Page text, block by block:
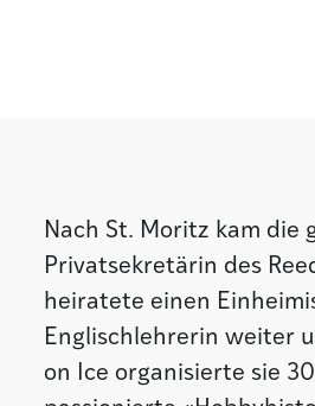
Nach St. Moritz kam die
Privatsekretärin des
heiratete einen
Englischlehrerin weiter
on Ice organisierte sie